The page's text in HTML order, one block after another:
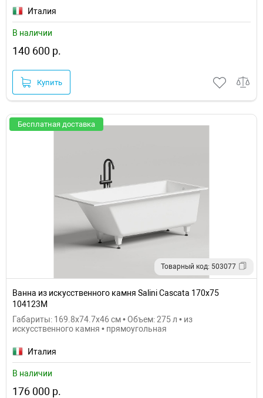
Италия
В наличии
140 600 р.
Купить
Бесплатная доставка
Товарный код: 503077
Ванна из искусственного камня Salini Cascata 170х75
104123M
Габариты: 169.8x74.7x46 см • Объем: 275 л • из
искусственного камня • прямоугольная
Италия
В наличии
176 000 р.